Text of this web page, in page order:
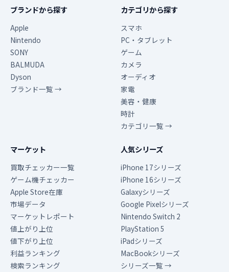
ブランドから探す
Apple
Nintendo
SONY
BALMUDA
Dyson
ブランド一覧 →
カテゴリから探す
スマホ
PC・タブレット
ゲーム
カメラ
オーディオ
家電
美容・健康
時計
カテゴリ一覧 →
マーケット
買取チェッカー一覧
ゲーム機チェッカー
Apple Store在庫
市場データ
マーケットレポート
値上がり上位
値下がり上位
利益ランキング
検索ランキング
人気シリーズ
iPhone 17シリーズ
iPhone 16シリーズ
Galaxyシリーズ
Google Pixelシリーズ
Nintendo Switch 2
PlayStation 5
iPadシリーズ
MacBookシリーズ
シリーズ一覧 →